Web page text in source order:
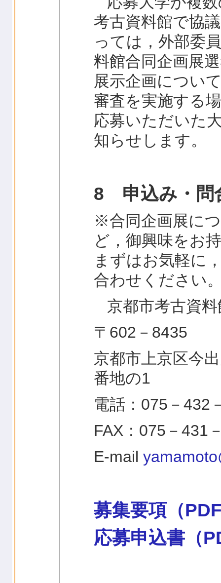
考古資料館で協
っては，外部委
料館合同企画展
展示企画につい
審査を実施する
応募いただいた
知らせします。
8 申込み・問
※合同企画展に
ど，御興味をお
まずはお気軽に
合わせください
京都市考古資
〒602－8435
京都市上京区今
番地の1
電話：075－432
FAX：075－431
E-mail
募集要項（
応募申込書（